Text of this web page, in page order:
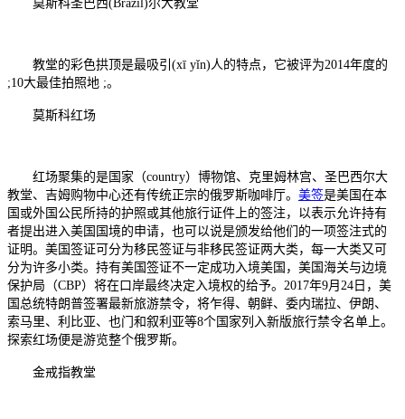
莫斯科圣巴西(Brazil)尔大教堂
教堂的彩色拱顶是最吸引(xī yǐn)人的特点，它被评为2014年度的
;10大最佳拍照地 ;。
莫斯科红场
红场聚集的是国家（country）博物馆、克里姆林宫、圣巴西尔大
教堂、吉姆购物中心还有传统正宗的俄罗斯咖啡厅。 美签是美国在本
国或外国公民所持的护照或其他旅行证件上的签注，以表示允许持有
者提出进入美国国境的申请，也可以说是颁发给他们的一项签注式的
证明。美国签证可分为移民签证与非移民签证两大类，每一大类又可
分为许多小类。持有美国签证不一定成功入境美国，美国海关与边境
保护局（CBP）将在口岸最终决定入境权的给予。2017年9月24日，美
国总统特朗普签署最新旅游禁令，将乍得、朝鲜、委内瑞拉、伊朗、
索马里、利比亚、也门和叙利亚等8个国家列入新版旅行禁令名单上。
探索红场便是游览整个俄罗斯。
金戒指教堂